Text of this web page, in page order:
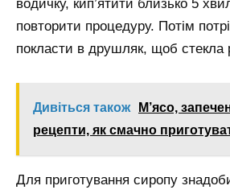
водичку, кип’ятити близько 5
повторити процедуру. Потім
покласти в друшляк, щоб стекла
Дивіться також
М’ясо,
рецепти, як смачно
Для приготування сиропу